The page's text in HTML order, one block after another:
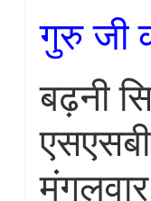
गुरु जी
बढ़नी